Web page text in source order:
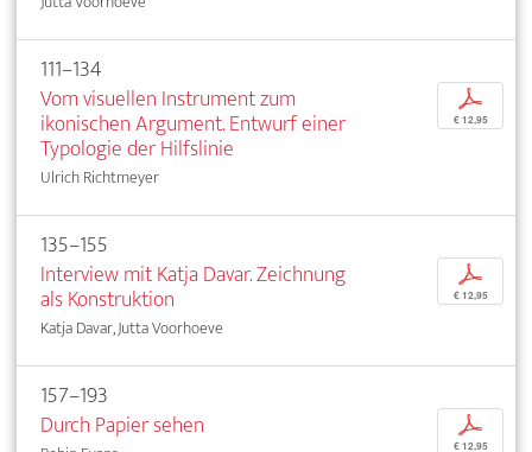
111–134
Vom visuellen Instrument zum
ikonischen Argument. Entwurf einer
Typologie der Hilfslinie
Ulrich Richtmeyer
p
€ 12,95
135–155
Interview mit Katja Davar. Zeichnung
als Konstruktion
Katja Davar, Jutta Voorhoeve
p
€ 12,95
157–193
Durch Papier sehen
p
€ 12,95